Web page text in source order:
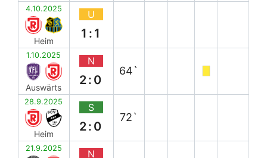
4.10.2025
Heim
U
1:1
1.10.2025
Auswärts
N
2:0
64`
28.9.2025
Heim
S
2:0
72`
21.9.2025 N